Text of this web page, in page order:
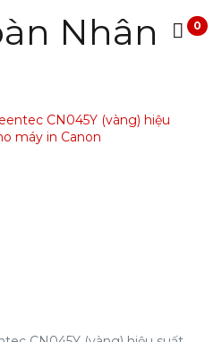
0
CN045Y (vàng) hiệu
máy in Canon